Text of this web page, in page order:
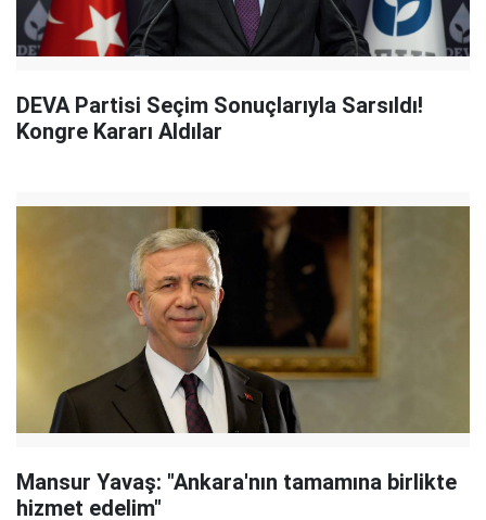
DEVA Partisi Seçim Sonuçlarıyla Sarsıldı!
Kongre Kararı Aldılar
Mansur Yavaş: "Ankara'nın tamamına birlikte
hizmet edelim"